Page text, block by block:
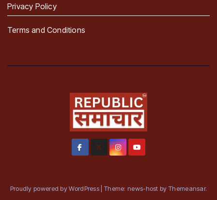
Privacy Policy
Terms and Conditions
Proudly powered by WordPress Theme: news-host by Themeansar.